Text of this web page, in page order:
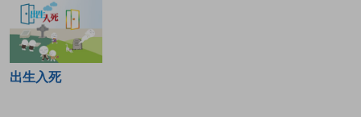
出生入死